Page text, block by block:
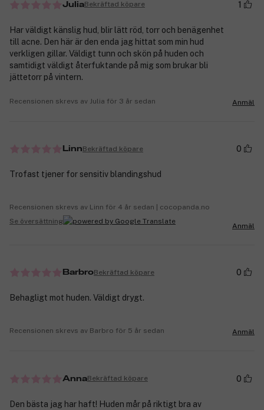
JuliaBekräftad köpare 1
Har väldigt känslig hud, blir lätt röd, torr och benägenhet
till acne. Den här är den enda jag hittat som min hud
verkligen gillar. Väldigt tunn och skön på huden och
samtidigt väldigt återfuktande på mig som brukar bli
jättetorr på vintern.
Recensionen skrevs av Julia för 3 år sedan Anmäl
LinnBekräftad köpare 0
Trofast tjener for sensitiv blandingshud
Recensionen skrevs av Linn för 4 år sedan | cocopanda.no
Se översättning
Anmäl
BarbroBekräftad köpare 0
Behagligt mot huden. Väldigt drygt.
Recensionen skrevs av Barbro för 5 år sedan Anmäl
AnnaBekräftad köpare 0
Den bästa jag har haft! Huden mår på riktigt bra av